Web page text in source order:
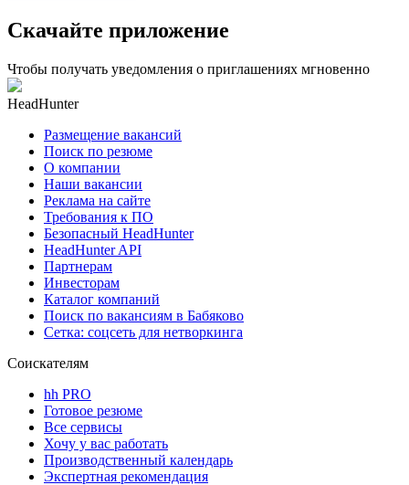
Скачайте приложение
Чтобы получать уведомления о приглашениях мгновенно
HeadHunter
Размещение вакансий
Поиск по резюме
О компании
Наши вакансии
Реклама на сайте
Требования к ПО
Безопасный HeadHunter
HeadHunter API
Партнерам
Инвесторам
Каталог компаний
Поиск по вакансиям в Бабяково
Сетка: соцсеть для нетворкинга
Соискателям
hh PRO
Готовое резюме
Все сервисы
Хочу у вас работать
Производственный календарь
Экспертная рекомендация